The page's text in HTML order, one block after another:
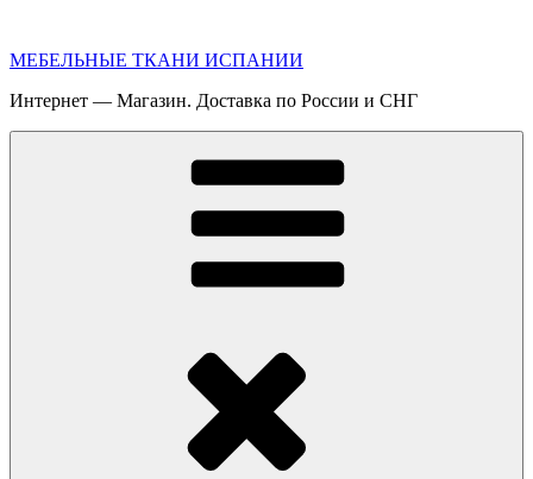
содержимому
МЕБЕЛЬНЫЕ ТКАНИ ИСПАНИИ
Интернет — Магазин. Доставка по России и СНГ